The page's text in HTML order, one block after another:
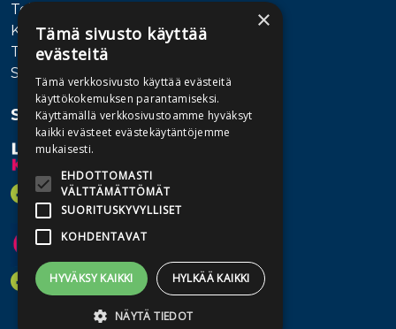
Toimitusehdot
Käyttöohjeet
Tietosuojaseloste
Saavutettavuusseloste
Seuraa meitä
×
Tämä sivusto käyttää
evästeitä
Tämä verkkosivusto käyttää evästeitä
käyttökokemuksen parantamiseksi.
Käyttämällä verkkosivustoamme hyväksyt
kaikki evästeet evästekäytäntöjemme
mukaisesti.
EHDOTTOMASTI
VÄLTTÄMÄTTÖMÄT
SUORITUSKYVYLLISET
KOHDENTAVAT
HYVÄKSY KAIKKI HYLKÄÄ KAIKKI
NÄYTÄ TIEDOT